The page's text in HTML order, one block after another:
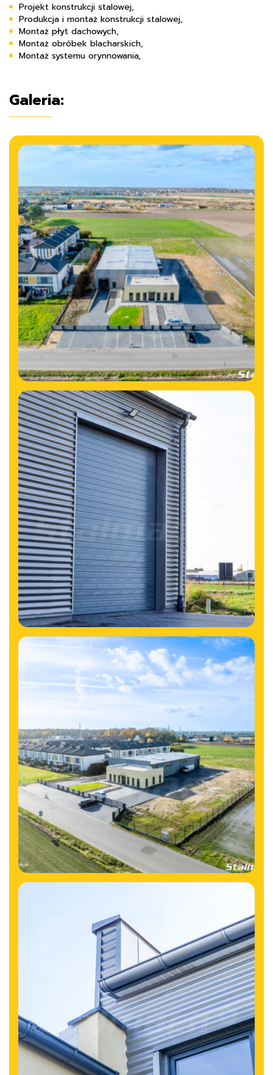
Projekt konstrukcji stalowej,
Produkcja i montaż konstrukcji stalowej,
Montaż płyt dachowych,
Montaż obróbek blacharskich,
Montaż systemu orynnowania,
Galeria: